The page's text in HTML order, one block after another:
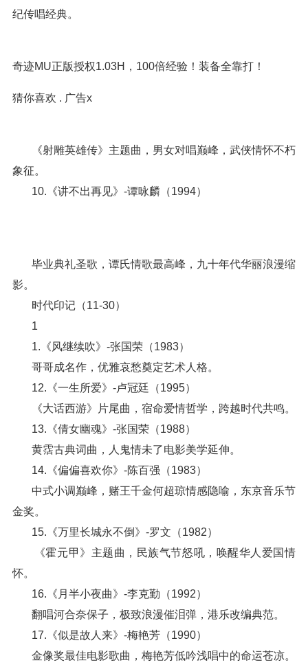
纪传唱经典。
奇迹MU正版授权1.03H，100倍经验！装备全靠打！
猜你喜欢 . 广告x
《射雕英雄传》主题曲，男女对唱巅峰，武侠情怀不朽
象征。
10.《讲不出再见》-谭咏麟（1994）
毕业典礼圣歌，谭氏情歌最高峰，九十年代华丽浪漫缩
影。
时代印记（11-30）
1
1.《风继续吹》-张国荣（1983）
哥哥成名作，优雅哀愁奠定艺术人格。
12.《一生所爱》-卢冠廷（1995）
《大话西游》片尾曲，宿命爱情哲学，跨越时代共鸣。
13.《倩女幽魂》-张国荣（1988）
黄霑古典词曲，人鬼情未了电影美学延伸。
14.《偏偏喜欢你》-陈百强（1983）
中式小调巅峰，赌王千金何超琼情感隐喻，东京音乐节
金奖。
15.《万里长城永不倒》-罗文（1982）
《霍元甲》主题曲，民族气节怒吼，唤醒华人爱国情
怀。
16.《月半小夜曲》-李克勤（1992）
翻唱河合奈保子，极致浪漫催泪弹，港乐改编典范。
17.《似是故人来》-梅艳芳（1990）
金像奖最佳电影歌曲，梅艳芳低吟浅唱中的命运苍凉。